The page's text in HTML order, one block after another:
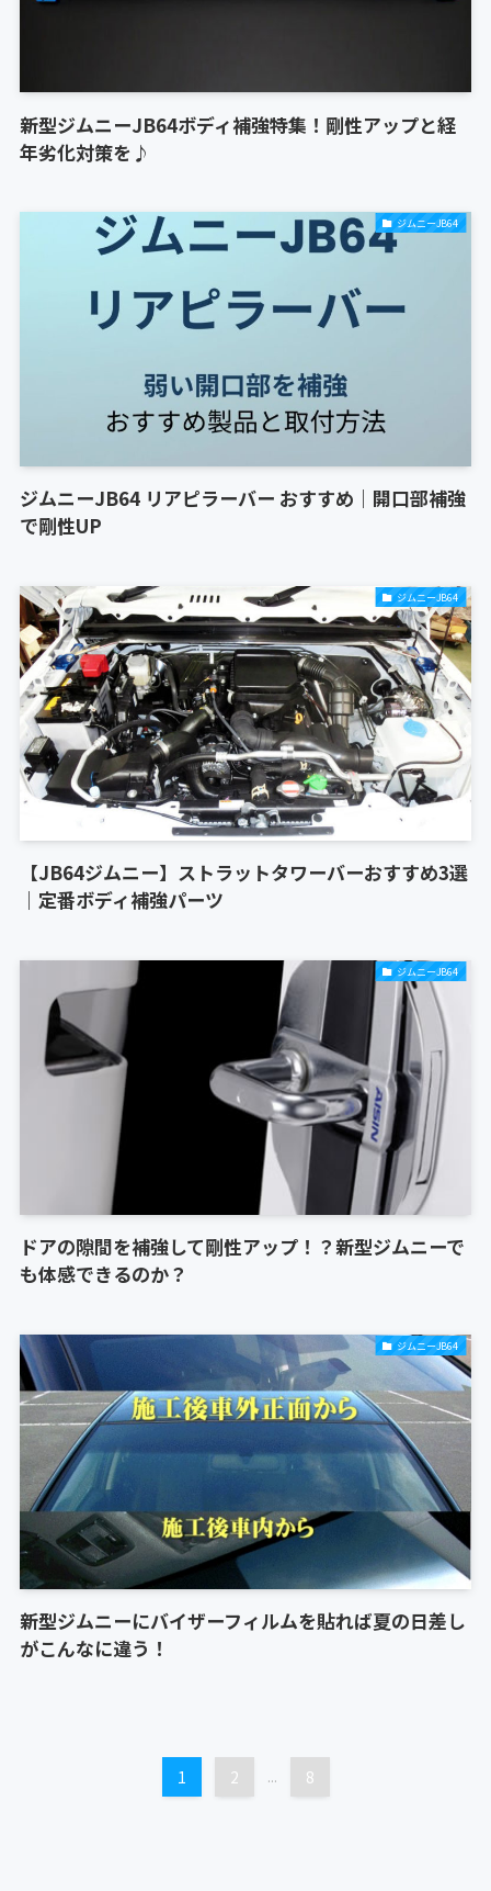
新型ジムニーJB64ボディ補強特集！剛性アップと経
年劣化対策を♪
ジムニーJB64
ジムニーJB64 リアピラーバー おすすめ｜開口部補強
で剛性UP
ジムニーJB64
【JB64ジムニー】ストラットタワーバーおすすめ3選
｜定番ボディ補強パーツ
ジムニーJB64
ドアの隙間を補強して剛性アップ！？新型ジムニーで
も体感できるのか？
ジムニーJB64
新型ジムニーにバイザーフィルムを貼れば夏の日差し
がこんなに違う！
1 2 ... 8